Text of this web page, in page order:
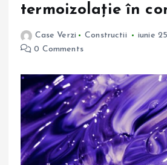
termoizolație în
Case Verzi Constructii
iunie
0 Comments